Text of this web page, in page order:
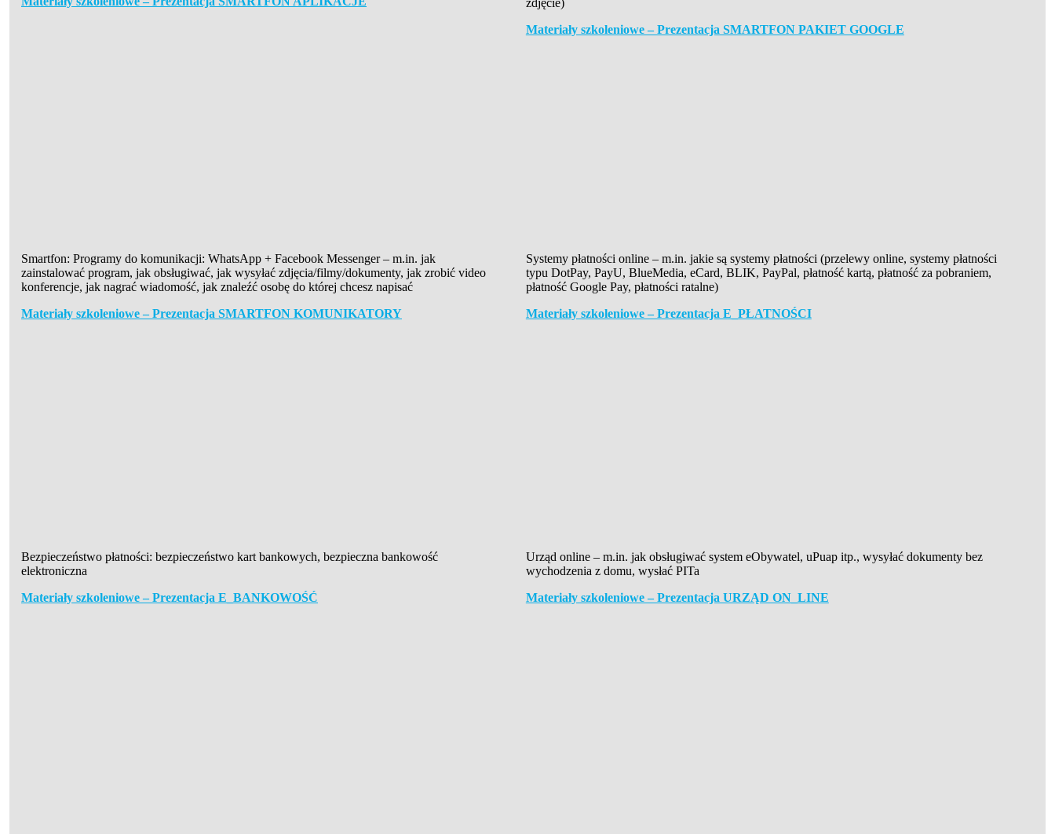
Materiały szkoleniowe – Prezentacja SMARTFON PAKIET GOOGLE
Smartfon: Programy do komunikacji: WhatsApp + Facebook Messenger – m.in. jak
zainstalować program, jak obsługiwać, jak wysyłać zdjęcia/filmy/dokumenty, jak zrobić video
konferencje, jak nagrać wiadomość, jak znaleźć osobę do której chcesz napisać
Materiały szkoleniowe – Prezentacja SMARTFON KOMUNIKATORY
Systemy płatności online – m.in. jakie są systemy płatności (przelewy online, systemy płatności
typu DotPay, PayU, BlueMedia, eCard, BLIK, PayPal, płatność kartą, płatność za pobraniem,
płatność Google Pay, płatności ratalne)
Materiały szkoleniowe – Prezentacja E_PŁATNOŚCI
Bezpieczeństwo płatności: bezpieczeństwo kart bankowych, bezpieczna bankowość
elektroniczna
Materiały szkoleniowe – Prezentacja E_BANKOWOŚĆ
Urząd online – m.in. jak obsługiwać system eObywatel, uPuap itp., wysyłać dokumenty bez
wychodzenia z domu, wysłać PITa
Materiały szkoleniowe – Prezentacja URZĄD ON_LINE